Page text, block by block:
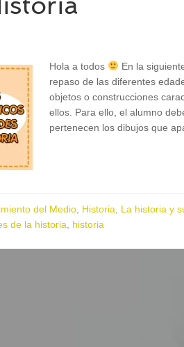
Hola a todos
En la
repaso de las diferentes
objetos o construcciones
ellos. Para ello, el alumno
pertenecen los dibujos que
del Medio Historia La historia y
de la historia historia